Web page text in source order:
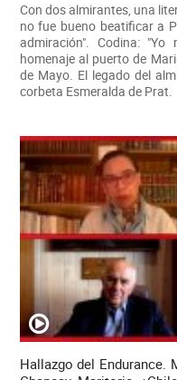
Con dos almirantes, una
no fue bueno beatificar a
admiración". Codina:
homenaje al puerto de
de Mayo. El legado del
corbeta Esmeralda de Prat.
Hallazgo del Endurance.